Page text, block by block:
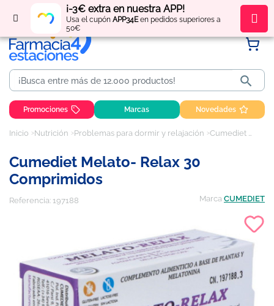
¡-3€ extra en nuestra APP!
Usa el cupón APP34Een pedidos superiores a
50€
Regístratey obténpuntos por tus compras

Promociones Marcas Novedades
Inicio Nutrición Problemas para dormir y relajación Cumediet Melato- Relax 30 comprimidos
Cumediet Melato- Relax 30
Comprimidos
Referencia: 197188 Marca CUMEDIET